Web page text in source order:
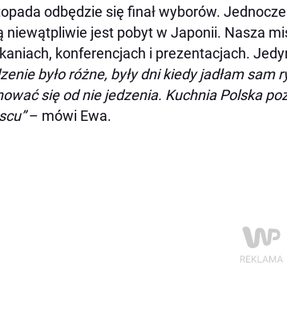
odbędzie się finał wyborów.
niewątpliwie jest pobyt w Japonii. Nasza
konferencjach i prezentacjach.
było różne, były dni kiedy jadłam sam
się od nie jedzenia. Kuchnia Polska
– mówi Ewa.